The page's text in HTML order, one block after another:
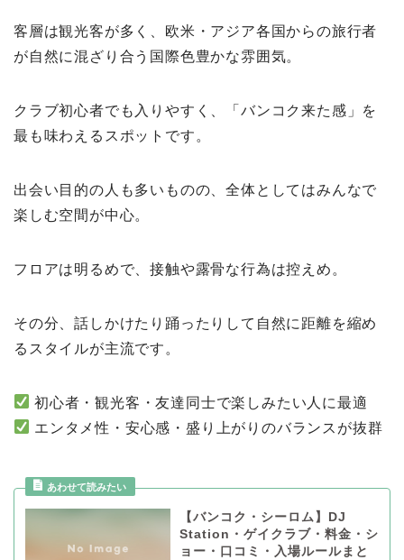
客層は観光客が多く、欧米・アジア各国からの旅行者
が自然に混ざり合う国際色豊かな雰囲気。
クラブ初心者でも入りやすく、「バンコク来た感」を
最も味わえるスポットです。
出会い目的の人も多いものの、全体としてはみんなで
楽しむ空間が中心。
フロアは明るめで、接触や露骨な行為は控えめ。
その分、話しかけたり踊ったりして自然に距離を縮め
るスタイルが主流です。
初心者・観光客・友達同士で楽しみたい人に最適
エンタメ性・安心感・盛り上がりのバランスが抜群
【バンコク・シーロム】DJ
Station・ゲイクラブ・料金・シ
ョー・口コミ・入場ルールまと